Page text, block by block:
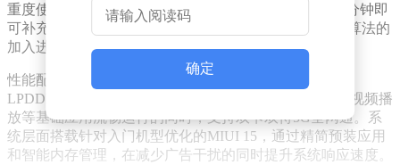
重度使用也能支撑全天使用。配合22.5W快充技术，30分钟即
可补充50%电量，有效缓解用户的电量焦虑。智能省电算法的
加入进一步优化功耗管理，使整体续航表现更趋稳定。
性能配置方面，天玑700处理器采用6nm制程工艺，配合
LPDDR4X内存与UFS 2.2闪存组合，在保障日常社交、视频播
放等基础应用流畅运行的同时，支持双卡双待5G全网通。系
统层面搭载针对入门机型优化的MIUI 15，通过精简预装应用
和智能内存管理，在减少广告干扰的同时提升系统响应速度。
确定